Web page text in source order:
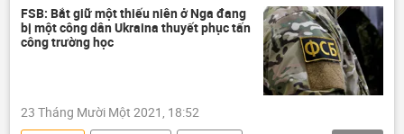
Việt Nam
Hợp tác Nga-Việt
giai cấp công nhân
Hồ Chí Minh
FSB: Bắt giữ một thiếu niên ở Nga đang
bị một công dân Ukraina thuyết phục tấn
công trường học
23 Tháng Mười Một 2021, 18:52